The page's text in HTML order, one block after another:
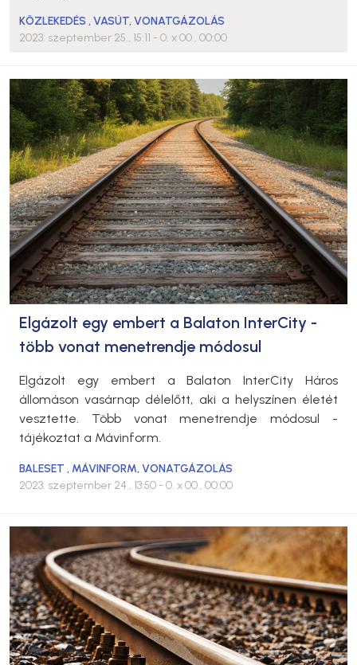
KÖZLEKEDÉS ,VASÚT,VONATGÁZOLÁS
2023. szeptember 25., 15:11 - 0. x 00., 00:00
Elgázolt egy embert a Balaton InterCity -
több vonat menetrendje módosul
Elgázolt egy embert a Balaton InterCity Háros
állomáson vasárnap délelőtt, aki a helyszínen életét
vesztette. Több vonat menetrendje módosul -
tájékoztat a Mávinform.
BALESET , MÁVINFORM,VONATGÁZOLÁS
2023. szeptember 24., 13:50 - 0. x 00., 00:00